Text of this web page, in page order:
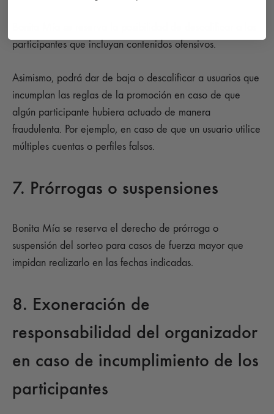
participantes que incluyan contenidos ofensivos.
Asimismo, podrá dar de baja o descalificar a usuarios que
incumplan las reglas de la promoción en caso de que
algún participante hubiera actuado de manera
fraudulenta. Por ejemplo, en caso de que un usuario utilice
múltiples cuentas o perfiles falsos.
7. Prórrogas o suspensiones
Bonita Mía se reserva el derecho de prórroga o
suspensión del sorteo para casos de fuerza mayor que
impidan realizarlo en las fechas indicadas.
8. Exoneración de
responsabilidad del organizador
en caso de incumplimiento de los
participantes